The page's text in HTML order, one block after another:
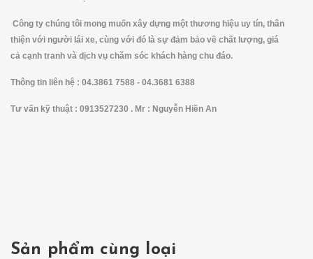
Công ty chúng tôi mong muốn xây dựng một thương hiệu uy tín, thân
thiện với người lái xe, cùng với đó là sự đảm bảo về chất lượng, giá
cả cạnh tranh và dịch vụ chăm sóc khách hàng chu đáo.
Thông tin liên hệ : 04.3861 7588 - 04.3681 6388
Tư vấn kỹ thuật : 0913527230 . Mr : Nguyễn Hiền An
Sản phẩm cùng loại